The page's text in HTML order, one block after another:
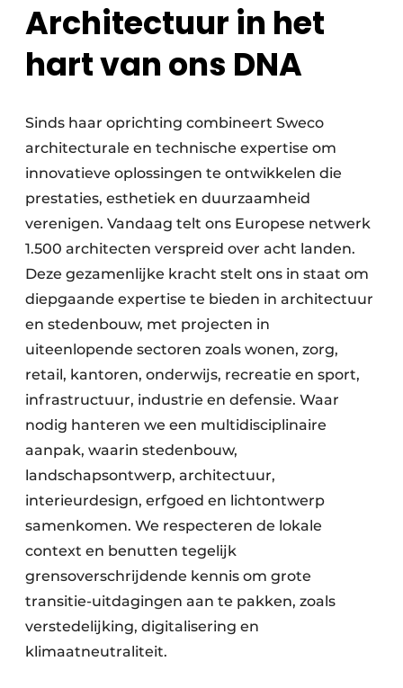
Architectuur in het
hart van ons DNA
Sinds haar oprichting combineert Sweco
architecturale en technische expertise om
innovatieve oplossingen te ontwikkelen die
prestaties, esthetiek en duurzaamheid
verenigen. Vandaag telt ons Europese netwerk
1.500 architecten verspreid over acht landen.
Deze gezamenlijke kracht stelt ons in staat om
diepgaande expertise te bieden in architectuur
en stedenbouw, met projecten in
uiteenlopende sectoren zoals wonen, zorg,
retail, kantoren, onderwijs, recreatie en sport,
infrastructuur, industrie en defensie. Waar
nodig hanteren we een multidisciplinaire
aanpak, waarin stedenbouw,
landschapsontwerp, architectuur,
interieurdesign, erfgoed en lichtontwerp
samenkomen. We respecteren de lokale
context en benutten tegelijk
grensoverschrijdende kennis om grote
transitie-uitdagingen aan te pakken, zoals
verstedelijking, digitalisering en
klimaatneutraliteit.